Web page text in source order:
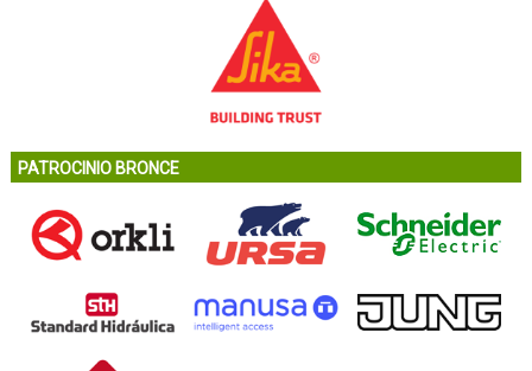
PATROCINIO BRONCE